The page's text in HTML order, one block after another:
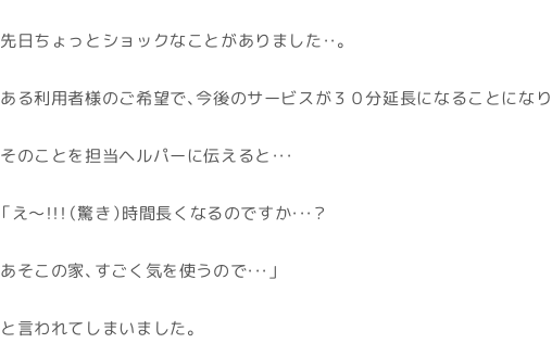
先日ちょっとショックなことがありました・・。
ある利用者様のご希望で、今後のサービスが３０分延長になることになり
そのことを担当ヘルパーに伝えると・・・
「え～！！！（驚き）時間長くなるのですか・・・？
あそこの家、すごく気を使うので・・・」
と言われてしまいました。